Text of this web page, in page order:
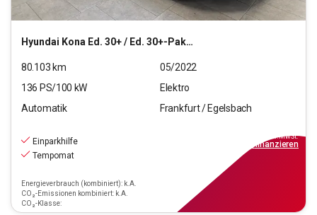
Hyundai Kona Ed. 30+ / Ed. 30+-Paket Elektro 2WD
80.103 km
05/2022
136 PS/100 kW
Elektro
Automatik
Frankfurt / Egelsbach
Einparkhilfe
Tempomat
Energieverbrauch (kombiniert): k.A.
CO₂-Emissionen kombiniert: k.A.
CO₂-Klasse:
inkl.MwSt.
finanzieren